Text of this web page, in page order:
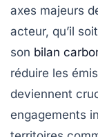
axes majeurs
acteur, qu’il
son bilan
réduire les
deviennent
engagements